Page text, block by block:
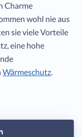
Charme
wohl nie aus
sie viele Vorteile
eine hohe
Wärmeschutz.